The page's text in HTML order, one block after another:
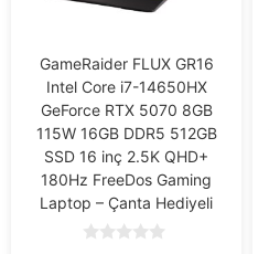
GameRaider FLUX GR16
Intel Core i7-14650HX
GeForce RTX 5070 8GB
115W 16GB DDR5 512GB
SSD 16 inç 2.5K QHD+
180Hz FreeDos Gaming
Laptop – Çanta Hediyeli